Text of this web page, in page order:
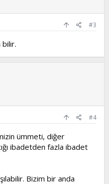
#3
bilir.
#4
ümmeti, diğer
ibadetden fazla ibadet
Bizim bir anda